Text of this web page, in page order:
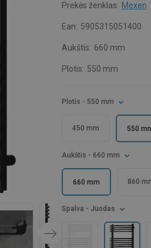
Prekės ženklas: Mexen
Ean: 5905315051400
Aukštis: 660 mm
Plotis: 550 mm
Plotis - 550 mm
450 mm 550
Aukštis - 660 mm
660 mm 860
Spalva - Juodas